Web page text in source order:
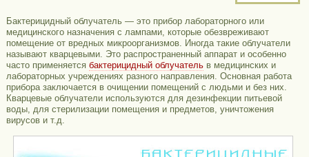
Бактерицидный облучатель — это прибор лабораторного или
медицинского назначения с лампами, которые обезвреживают
помещение от вредных микроорганизмов. Иногда такие облучатели
называют кварцевыми. Это распространенный аппарат и особенно
часто применяется бактерицидный облучательв медицинских и
лабораторных учреждениях разного направления. Основная работа
прибора заключается в очищении помещений с людьми и без них.
Кварцевые облучатели используются для дезинфекции питьевой
воды, для стерилизации помещения и предметов, уничтожения
вирусов и т.д.